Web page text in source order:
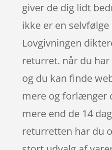
giver de dig lidt
ikke er en
Lovgivningen
returret. når du
og du kan finde
mere og forlænger
mere end de 14
returretten har du